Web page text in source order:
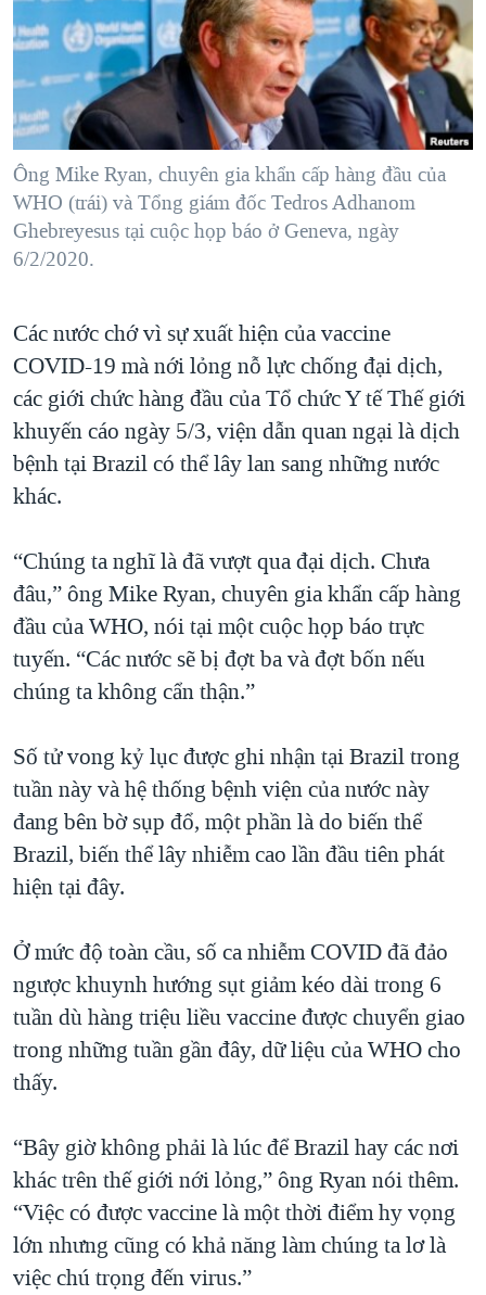
"Tìm"NGƯỜI VIỆT HẢI NGOẠI
ĐỜI SỐNG
KINH TẾ
KHOA HỌC
SỨC KHOẺ
VĂN HOÁ
THỂ THAO
TẠI
HÀNH TRÌNH BẦU CỬ 2024
MỘT NĂM CHIẾN TRANH TẠI DẢI GAZA
GIẢI MÃ VÀNH ĐAI & CON ĐƯỜNG
TRỊNH VĨNH BÌNH - NGƯỜI HẠ 'BÊN THẮNG CUỘC'
GROUND ZERO – XƯA VÀ NAY
THƯỢNG ĐỈNH TRUMP-KIM TẠI VIỆT NAM
TRỊNH VĨNH BÌNH VS. CHÍNH PHỦ VIỆT NAM
NGƯ DÂN VIỆT VÀ LÀN SÓNG TRỘM HẢI SÂM
BÊN KIA QUỐC LỘ: TIẾNG VỌNG TỪ NÔNG THÔN MỸ
VIDEO
MẠNG XÃ HỘI
Ngôn ngữ khác
Ông Mike Ryan, chuyên gia khẩn cấp hàng đầu của
WHO (trái) và Tổng giám đốc Tedros Adhanom
Ghebreyesus tại cuộc họp báo ở Geneva, ngày
6/2/2020.
Các nước chớ vì sự xuất hiện của vaccine
COVID-19 mà nới lỏng nỗ lực chống đại dịch,
các giới chức hàng đầu của Tổ chức Y tế Thế giới
khuyến cáo ngày 5/3, viện dẫn quan ngại là dịch
bệnh tại Brazil có thể lây lan sang những nước
khác.
“Chúng ta nghĩ là đã vượt qua đại dịch. Chưa
đâu,” ông Mike Ryan, chuyên gia khẩn cấp hàng
đầu của WHO, nói tại một cuộc họp báo trực
tuyến. “Các nước sẽ bị đợt ba và đợt bốn nếu
chúng ta không cẩn thận.”
Số tử vong kỷ lục được ghi nhận tại Brazil trong
tuần này và hệ thống bệnh viện của nước này
đang bên bờ sụp đổ, một phần là do biến thể
Brazil, biến thể lây nhiễm cao lần đầu tiên phát
hiện tại đây.
Ở mức độ toàn cầu, số ca nhiễm COVID đã đảo
ngược khuynh hướng sụt giảm kéo dài trong 6
tuần dù hàng triệu liều vaccine được chuyển giao
trong những tuần gần đây, dữ liệu của WHO cho
thấy.
“Bây giờ không phải là lúc để Brazil hay các nơi
khác trên thế giới nới lỏng,” ông Ryan nói thêm.
“Việc có được vaccine là một thời điểm hy vọng
lớn nhưng cũng có khả năng làm chúng ta lơ là
việc chú trọng đến virus.”